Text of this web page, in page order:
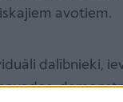
avotiem.
dalībnieki,